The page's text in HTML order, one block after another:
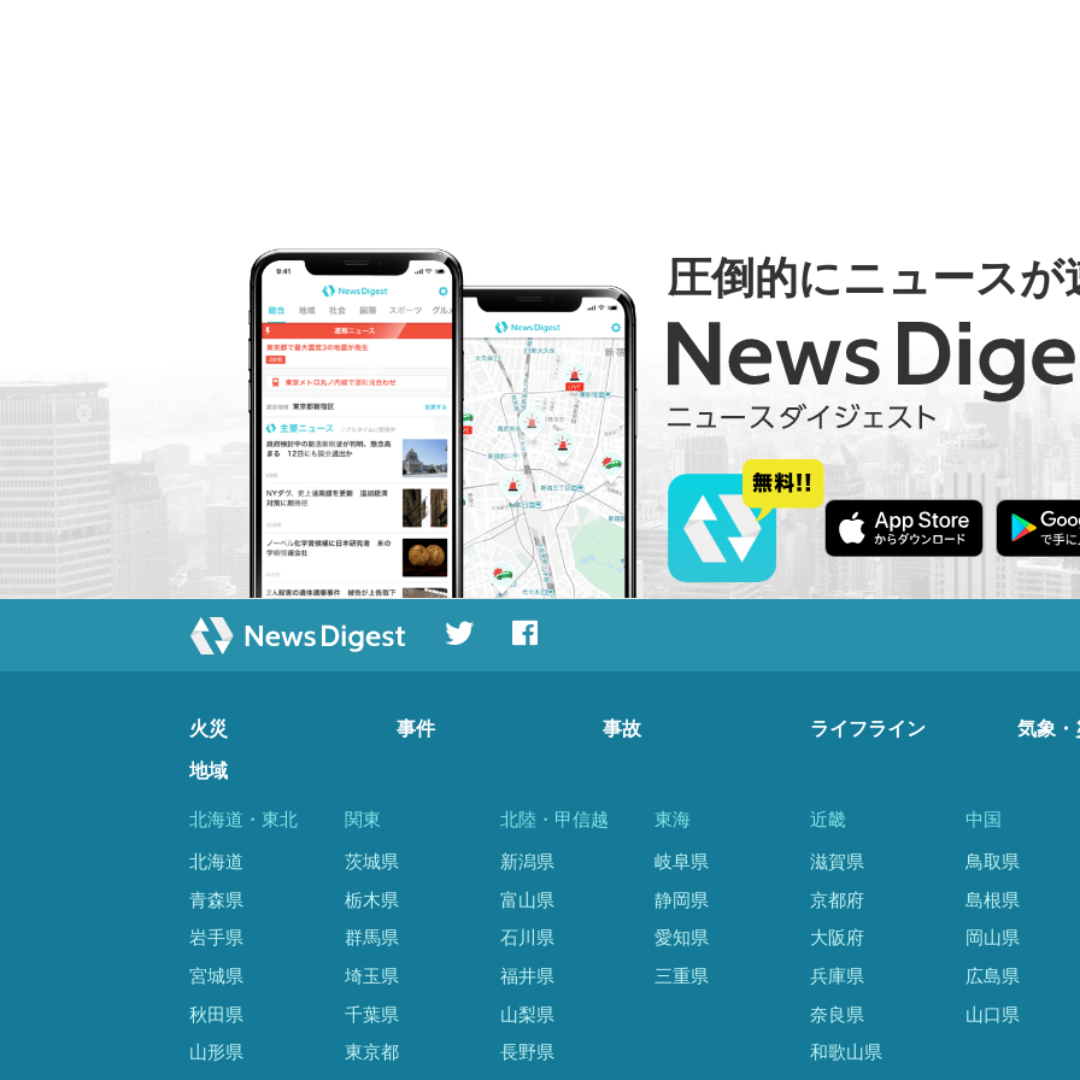
圧倒的にニュースが
火災 事件 事故 ライフライン 気象・
地域
北海道・東北
北海道
青森県
岩手県
宮城県
秋田県
山形県
関東
茨城県
栃木県
群馬県
埼玉県
千葉県
東京都
北陸・甲信越
新潟県
富山県
石川県
福井県
山梨県
長野県
東海
岐阜県
静岡県
愛知県
三重県
近畿
滋賀県
京都府
大阪府
兵庫県
奈良県
和歌山県
中国
鳥取県
島根県
岡山県
広島県
山口県